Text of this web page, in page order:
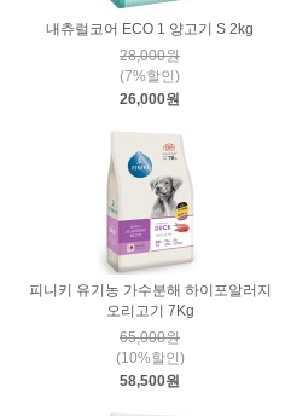
내츄럴코어 ECO 1 양고기 S 2kg
28,000원
(7%할인)
26,000원
피니키 유기농 가수분해 하이포알러지
오리고기 7Kg
65,000원
(10%할인)
58,500원